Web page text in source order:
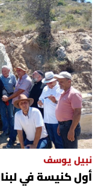
نبيل يوسف
أول كنيسة في